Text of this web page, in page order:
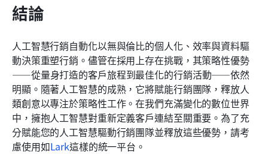
結論
人工智慧行銷自動化以無與倫比的個人化、效率與資料驅
動決策重塑行銷。儘管在採用上存在挑戰，其策略性優勢
——從量身打造的客戶旅程到最佳化的行銷活動——依然
明顯。隨著人工智慧的成熟，它將賦能行銷團隊，釋放人
類創意以專注於策略性工作。在我們充滿變化的數位世界
中，擁抱人工智慧對重新定義客戶連結至關重要。為了充
分賦能您的人工智慧驅動行銷團隊並釋放這些優勢，請考
慮使用如Lark這樣的統一平台。